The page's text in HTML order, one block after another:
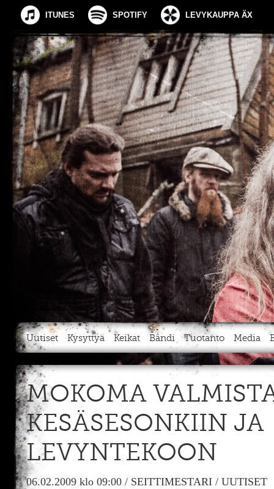
ITUNES SPOTIFY LEVYKAUPPA ÄX
Uutiset Kysyttyä Keikat Bändi Tuotanto Media
MOKOMA
KESÄSESONKIIN JA
LEVYNTEKOON
06.02.2009 klo 09:00 / SEITTIMESTARI / UUTISET